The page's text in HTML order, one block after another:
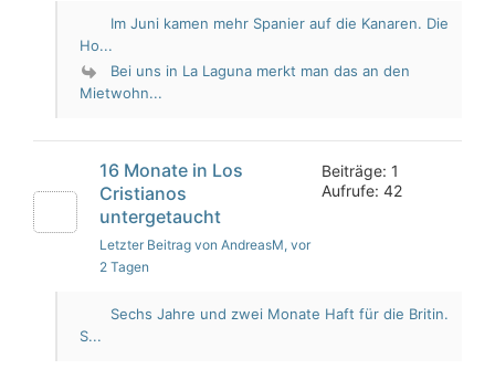
Im Juni kamen mehr Spanier auf die Kanaren. Die
Ho...
Bei uns in La Laguna merkt man das an den
Mietwohn...
16 Monate in Los
Cristianos
untergetaucht
Letzter Beitrag von AndreasM, vor
2 Tagen
Beiträge: 1
Aufrufe: 42
Sechs Jahre und zwei Monate Haft für die Britin.
S...